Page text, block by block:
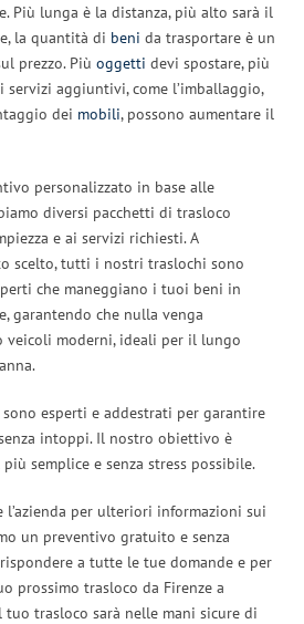
Più lunga è la distanza, più alto sarà il
la quantità di beni da trasportare è un
prezzo. Più oggetti devi spostare, più
servizi aggiuntivi, come l’imballaggio,
dei mobili, possono aumentare il
personalizzato in base alle
diversi pacchetti di trasloco
e ai servizi richiesti. A
scelto, tutti i nostri traslochi sono
che maneggiano i tuoi beni in
garantendo che nulla venga
veicoli moderni, ideali per il lungo
esperti e addestrati per garantire
intoppi. Il nostro obiettivo è
semplice e senza stress possibile.
per ulteriori informazioni sui
un preventivo gratuito e senza
a tutte le tue domande e per
prossimo trasloco da Firenze a
tuo trasloco sarà nelle mani sicure di